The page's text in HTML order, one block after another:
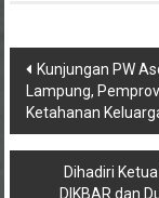
Navigasi
pos
Kunjungan PW
Lampung,
Ketahanan
Dihadiri
DIKBAR dan